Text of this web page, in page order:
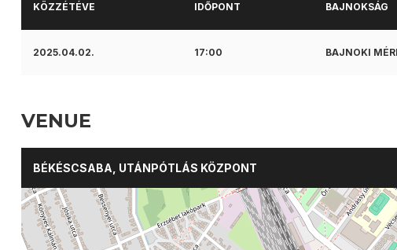
KÖZZÉTÉVE IDŐPONT BAJNOKSÁG
2025.04.02. 17:00 BAJNOKI
VENUE
BÉKÉSCSABA, UTÁNPÓTLÁS KÖZPONT